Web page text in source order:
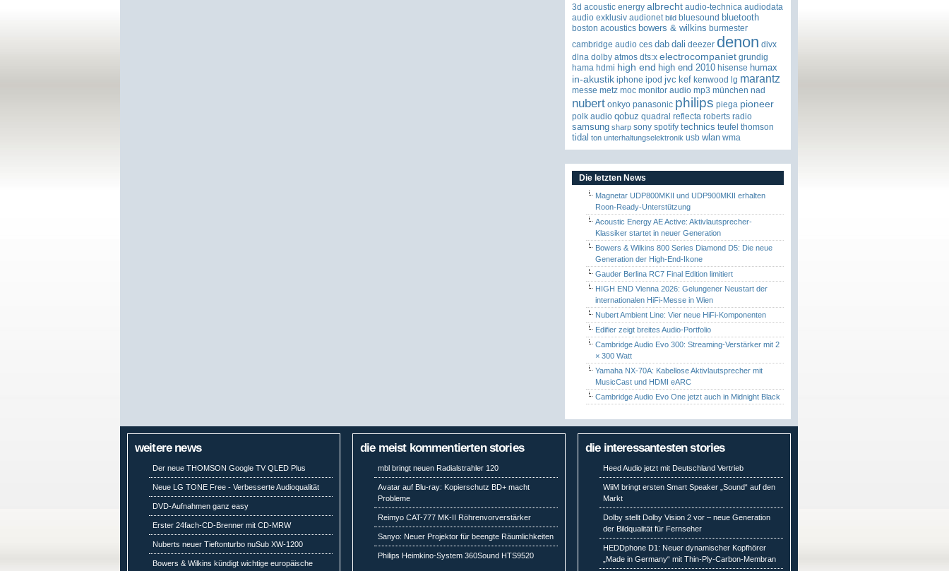
3d acoustic energy albrecht audio-technica audiodata
audio exklusiv audionet bild bluesound bluetooth
boston acoustics bowers & wilkins burmester
cambridge audio ces dab dali deezer denon divx
dlna dolby atmos dts:x electrocompaniet grundig
hama hdmi high end high end 2010 hisense humax
in-akustik iphone ipod jvc kef kenwood lg marantz
messe metz moc monitor audio mp3 münchen nad
nubert onkyo panasonic philips piega pioneer
polk audio qobuz quadral reflecta roberts radio
samsung sharp sony spotify technics teufel thomson
tidal ton unterhaltungselektronik usb wlan wma
Die letzten News
Magnetar UDP800MKII und UDP900MKII erhalten
Roon-Ready-Unterstützung
Acoustic Energy AE Active: Aktivlautsprecher-
Klassiker startet in neuer Generation
Bowers & Wilkins 800 Series Diamond D5: Die neue
Generation der High-End-Ikone
Gauder Berlina RC7 Final Edition limitiert
HIGH END Vienna 2026: Gelungener Neustart der
internationalen HiFi-Messe in Wien
Nubert Ambient Line: Vier neue HiFi-Komponenten
Edifier zeigt breites Audio-Portfolio
Cambridge Audio Evo 300: Streaming-Verstärker mit 2
× 300 Watt
Yamaha NX-70A: Kabellose Aktivlautsprecher mit
MusicCast und HDMI eARC
Cambridge Audio Evo One jetzt auch in Midnight Black
weitere news
Der neue THOMSON Google TV QLED Plus
Neue LG TONE Free - Verbesserte Audioqualität
DVD-Aufnahmen ganz easy
Erster 24fach-CD-Brenner mit CD-MRW
Nuberts neuer Tieftonturbo nuSub XW-1200
Bowers & Wilkins kündigt wichtige europäische
die meist kommentierten stories
mbl bringt neuen Radialstrahler 120
Avatar auf Blu-ray: Kopierschutz BD+ macht
Probleme
Reimyo CAT-777 MK-II Röhrenvorverstärker
Sanyo: Neuer Projektor für beengte Räumlichkeiten
Philips Heimkino-System 360Sound HTS9520
die interessantesten stories
Heed Audio jetzt mit Deutschland Vertrieb
WiiM bringt ersten Smart Speaker „Sound“ auf den
Markt
Dolby stellt Dolby Vision 2 vor – neue Generation
der Bildqualität für Fernseher
HEDDphone D1: Neuer dynamischer Kopfhörer
„Made in Germany“ mit Thin-Ply-Carbon-Membran